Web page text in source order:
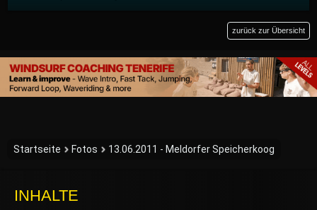
zurück zur Übersicht
Startseite Fotos 13.06.2011 - Meldorfer Speicherkoog
INHALTE